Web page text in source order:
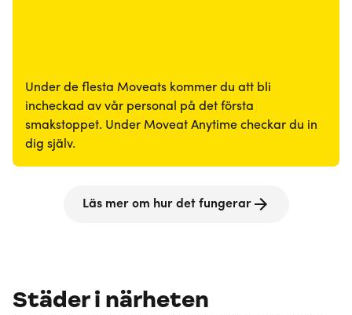
Under de flesta Moveats kommer du att bli
incheckad av vår personal på det första
smakstoppet. Under Moveat Anytime checkar du in
dig själv.
Läs mer om hur det fungerar
Städer i närheten